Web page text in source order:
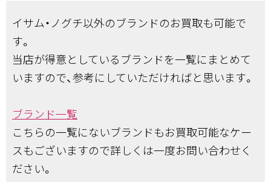
イサム・ノグチ以外のブランドのお買取も可能で
す。
当店が得意としているブランドを一覧にまとめて
いますので、参考にしていただければと思います。
ブランド一覧
こちらの一覧にないブランドもお買取可能なケー
スもございますので詳しくは一度お問い合わせく
ださい。